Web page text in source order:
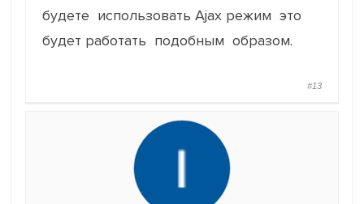
будете использовать Ajax режим это
будет работать подобным образом.
#13